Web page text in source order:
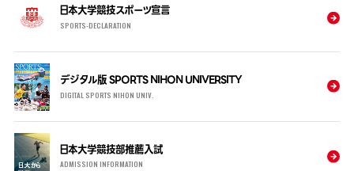
日本大学競技スポーツ宣言
SPORTS-DECLARATION
デジタル版 SPORTS NIHON UNIVERSITY
DIGITAL SPORTS NIHON UNIV.
日本大学競技部推薦入試
ADMISSION INFORMATION